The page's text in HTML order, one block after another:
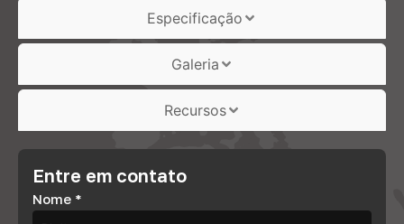
Especificação
Galeria
Recursos
Entre em contato
Nome *